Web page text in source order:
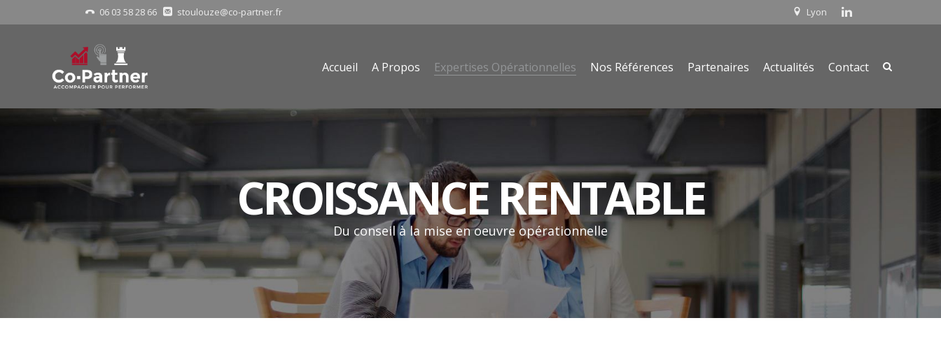
06 03 58 28 66 stoulouze@co-partner.fr Lyon
Accueil A Propos Expertises Opérationnelles Nos Références Partenaires Actualités Contact
CROISSANCE RENTABLE
Du conseil à la mise en oeuvre opérationnelle